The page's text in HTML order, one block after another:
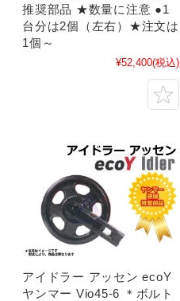
推奨部品 ★数量に注意 ●1
台分は2個（左右）★注文は
1個～
¥52,400(税込)
アイドラー アッセン ecoY
ヤンマー Vio45-6 ＊ボルト